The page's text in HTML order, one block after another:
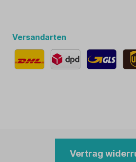
Versandarten
Vertrag